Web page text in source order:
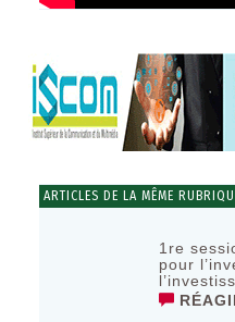
ARTICLES DE LA MÊME
1re
pour